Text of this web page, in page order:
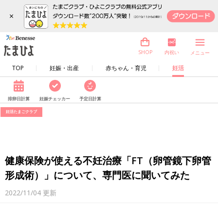
×
TOP 妊娠・出産 赤ちゃん・育児 妊活
SHOP 内祝い メニュー
排卵日計算 妊娠チェッカー 予定日計算
妊活たまごクラブ
健康保険が使える不妊治療「FT（卵管鏡下卵管
形成術）」について、専門医に聞いてみた
2022/11/04 更新